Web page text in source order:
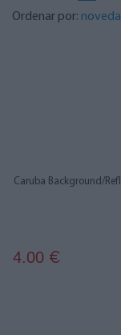
Ordenar por:
Caruba Background/
4.00 €